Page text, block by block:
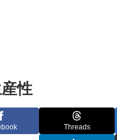
性
Threads